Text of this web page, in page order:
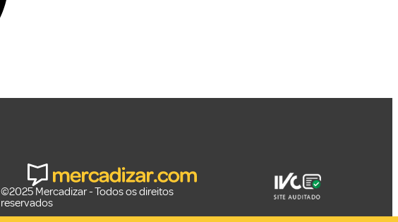
©2025 Mercadizar - Todos os direitos
reservados